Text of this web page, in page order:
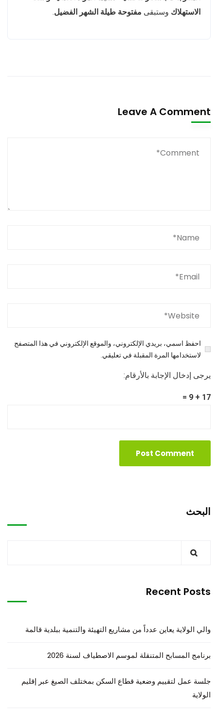
الاستهلاك وستبقى مفتوحة طيلة الشهر الفضيل.
Leave A Comment
احفظ اسمي، بريدي الإلكتروني، والموقع الإلكتروني في هذا المتصفح
لاستخدامها المرة المقبلة في تعليقي.
يرجى إدخال الإجابة بالأرقام:
17 + 9 =
البحث
Recent Posts
والي الولاية يعاين عدداً من مشاريع التهيئة والتنمية ببلدية قالمة
برنامج المسابح المتنقلة لموسم الاصطياف لسنة 2026
جلسة عمل لتقييم وضعية قطاع السكن بمختلف الصيغ عبر إقليم
الولاية